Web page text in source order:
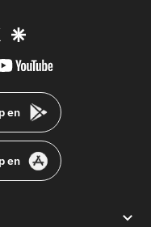
twittergoogle
youtube-
en
en